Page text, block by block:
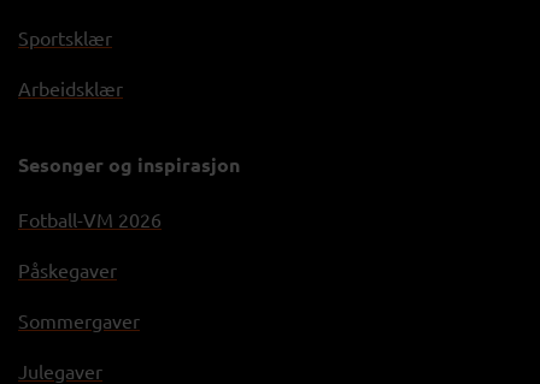
Sportsklær
Arbeidsklær
Sesonger og inspirasjon
Fotball-VM 2026
Påskegaver
Sommergaver
Julegaver